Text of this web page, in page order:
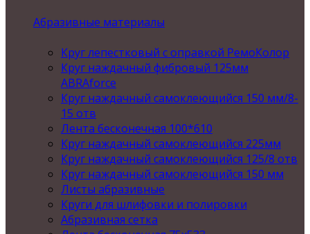
Абразивные материалы
Круг лепестковый с оправкой РемоКолор
Круг наждачный фибровый 125мм
ABRAforce
Круг наждачный самоклеющийся 150 мм/8-
15 отв
Лента бесконечная 100*610
Круг наждачный самоклеющийся 225мм
Круг наждачный самоклеющийся 125/8 отв
Круг наждачный самоклеющийся 150 мм
Листы абразивные
Круги для шлифовки и полировки
Абразивная сетка